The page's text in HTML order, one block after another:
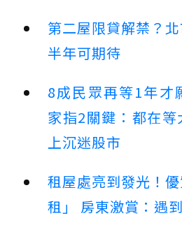
第二屋限貸解禁？
半年可期待
8成民眾再等1年才
家指2關鍵：都在
上沉迷股市
租屋處亮到發光！
租」 房東激賞：遇